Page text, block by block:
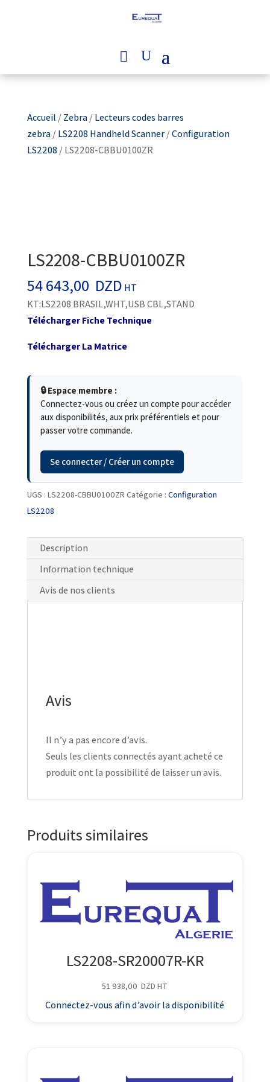
Accueil /Zebra/Lecteurs codes barres
zebra/LS2208 Handheld Scanner/Configuration
LS2208 / LS2208-CBBU0100ZR
LS2208-CBBU0100ZR
54 643,00 DZD HT
KT:LS2208 BRASIL,WHT,USB CBL,STAND
Télécharger Fiche Technique
Télécharger La Matrice
🔒 Espace membre :
Connectez-vous ou créez un compte pour accéder
aux disponibilités, aux prix préférentiels et pour
passer votre commande.
Se connecter / Créer un compte
UGS : LS2208-CBBU0100ZR Catégorie : Configuration
LS2208
Description
Information technique
Avis de nos clients
Avis
Il n’y a pas encore d’avis.
Seuls les clients connectés ayant acheté ce
produit ont la possibilité de laisser un avis.
Produits similaires
LS2208-SR20007R-KR
51 938,00 DZD HT
Connectez-vous afin d’avoir la disponibilité